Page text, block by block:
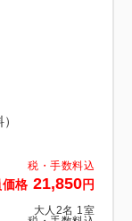
税・手数料込
格 21,850円
大人 2名 1室